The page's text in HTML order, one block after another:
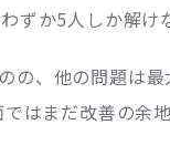
ずか5人しか解け
の、他の問題は最
はまだ改善の余地